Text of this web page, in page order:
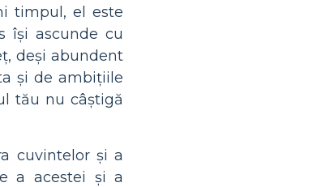
timpul, el este
își ascunde cu
deși abundent
și de ambițiile
tău nu câștigă
cuvintelor și a
a acestei și a